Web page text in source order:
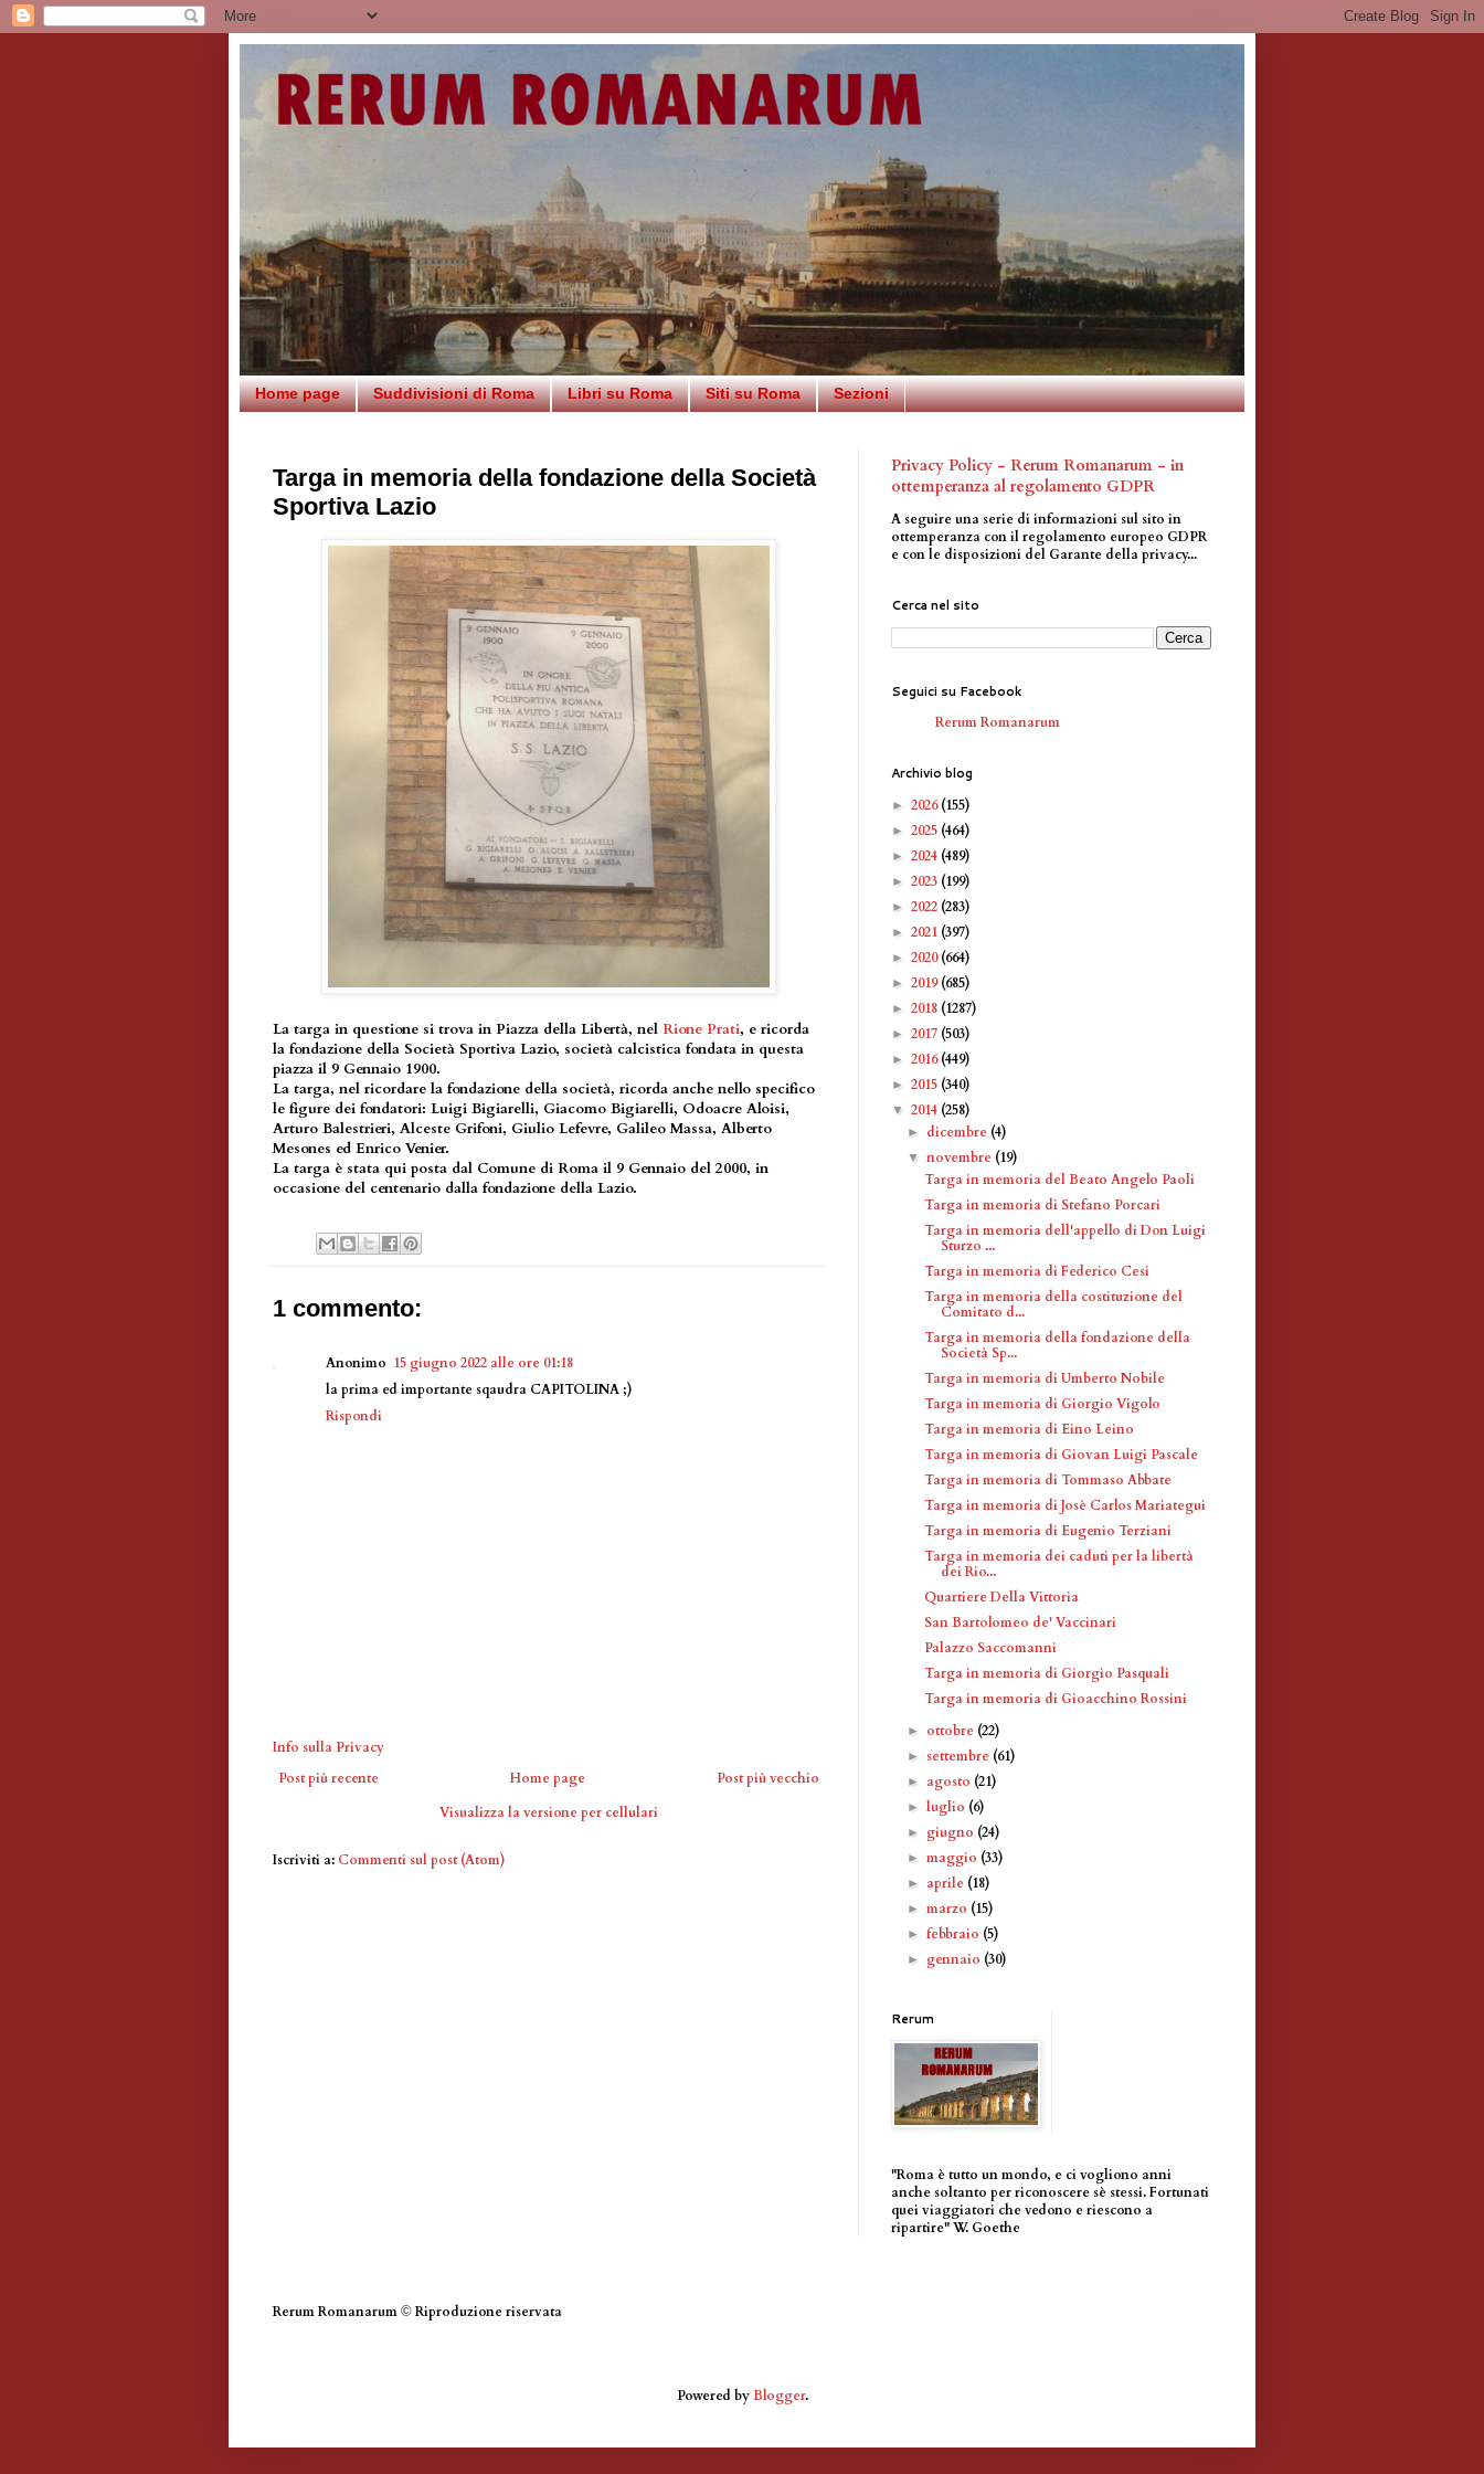
Home page Suddivisioni di Roma Libri su Roma Siti su Roma Sezioni
Targa in memoria della fondazione della Società
Sportiva Lazio
La targa in questione si trova in Piazza della Libertà, nel Rione Prati, e ricorda
la fondazione della Società Sportiva Lazio, società calcistica fondata in questa
piazza il 9 Gennaio 1900.
La targa, nel ricordare la fondazione della società, ricorda anche nello specifico
le figure dei fondatori: Luigi Bigiarelli, Giacomo Bigiarelli, Odoacre Aloisi,
Arturo Balestrieri, Alceste Grifoni, Giulio Lefevre, Galileo Massa, Alberto
Mesones ed Enrico Venier.
La targa è stata qui posta dal Comune di Roma il 9 Gennaio del 2000, in
occasione del centenario dalla fondazione della Lazio.
1 commento:
Anonimo 15 giugno 2022 alle ore 01:18
la prima ed importante sqaudra CAPITOLINA ;)
Rispondi
Info sulla Privacy
Post più recente
Post più vecchio
Home page
Visualizza la versione per cellulari
Iscriviti a: Commenti sul post (Atom)
Privacy Policy - Rerum Romanarum - in
ottemperanza al regolamento GDPR
A seguire una serie di informazioni sul sito in
ottemperanza con il regolamento europeo GDPR
e con le disposizioni del Garante della privacy...
Cerca nel sito
Seguici su Facebook
Rerum Romanarum
Archivio blog
► 2026(155)
► 2025 (464)
► 2024 (489)
► 2023 (199)
► 2022 (283)
► 2021 (397)
► 2020(664)
► 2019(685)
► 2018 (1287)
► 2017 (503)
► 2016(449)
► 2015 (340)
▼ 2014 (258)
► dicembre (4)
▼novembre (19)
Targa in memoria del Beato Angelo Paoli
Targa in memoria di Stefano Porcari
Targa in memoria dell'appello di Don Luigi
Sturzo ...
Targa in memoria di Federico Cesi
Targa in memoria della costituzione del
Comitato d...
Targa in memoria della fondazione della
Società Sp...
Targa in memoria di Umberto Nobile
Targa in memoria di Giorgio Vigolo
Targa in memoria di Eino Leino
Targa in memoria di Giovan Luigi Pascale
Targa in memoria di Tommaso Abbate
Targa in memoria di Josè Carlos Mariategui
Targa in memoria di Eugenio Terziani
Targa in memoria dei caduti per la libertà
dei Rio...
Quartiere Della Vittoria
San Bartolomeo de' Vaccinari
Palazzo Saccomanni
Targa in memoria di Giorgio Pasquali
Targa in memoria di Gioacchino Rossini
► ottobre (22)
► settembre (61)
► agosto (21)
►luglio (6)
► giugno (24)
►maggio (33)
► aprile (18)
►marzo (15)
►febbraio (5)
► gennaio (30)
Rerum
"Roma è tutto un mondo, e ci vogliono anni
anche soltanto per riconoscere sè stessi. Fortunati
quei viaggiatori che vedono e riescono a
ripartire" W. Goethe
Rerum Romanarum © Riproduzione riservata
Powered byBlogger.